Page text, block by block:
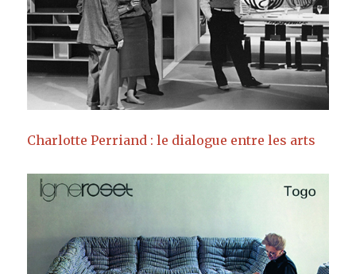
Charlotte Perriand : le dialogue entre les arts